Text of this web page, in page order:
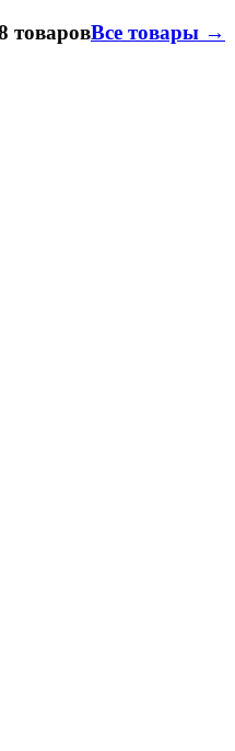
товаровВсе товары →